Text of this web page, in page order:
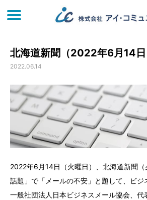
北海道新聞（2022年6月14日
2022.06.14
2022年6月14日（火曜日）、北海道新聞
話題」で「メールの不安」と題して、ビジ
一般社団法人日本ビジネスメール協会、代